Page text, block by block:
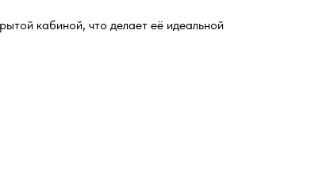
кабиной, что делает её идеальной